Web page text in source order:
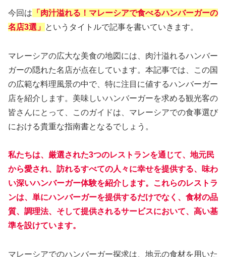
今回は 「肉汁溢れる！マレーシアで食べるハンバーガーの
名店3選」 というタイトルで記事を書いていきます。
マレーシアの広大な美食の地図には、肉汁溢れるハンバー
ガーの隠れた名店が点在しています。本記事では、この国
の広範な料理風景の中で、特に注目に値するハンバーガー
店を紹介します。美味しいハンバーガーを求める観光客の
皆さんにとって、このガイドは、マレーシアでの食事選び
における貴重な指南書となるでしょう。
私たちは、厳選された3つのレストランを通じて、地元民
から愛され、訪れるすべての人々に幸せを提供する、味わ
い深いハンバーガー体験を紹介します。これらのレストラ
ンは、単にハンバーガーを提供するだけでなく、食材の品
質、調理法、そして提供されるサービスにおいて、高い基
準を設けています。
マレーシアでのハンバーガー探求は、地元の食材を用いた